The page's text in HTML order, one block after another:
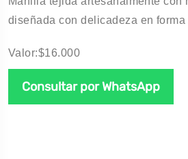
diseñada con delicadeza en forma
Valor:$16.000
Consultar por WhatsApp